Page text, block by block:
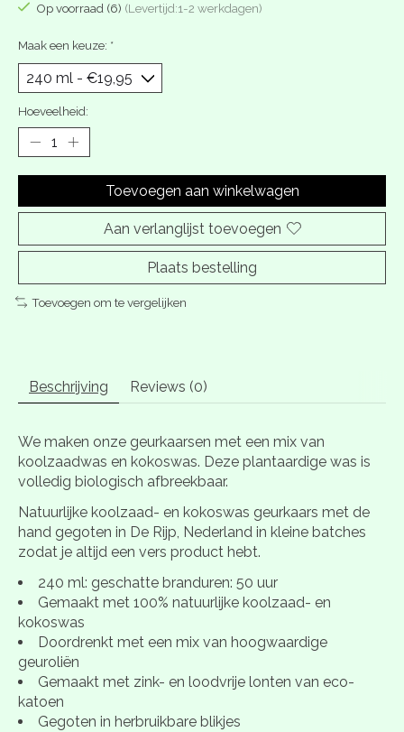
Op voorraad (6) (Levertijd:1-2 werkdagen)
Maak een keuze: *
Hoeveelheid:
Toevoegen aan winkelwagen
Aan verlanglijst toevoegen
Plaats bestelling
Toevoegen om te vergelijken
Beschrijving Reviews (0)
We maken onze geurkaarsen met een mix van
koolzaadwas en kokoswas. Deze plantaardige was is
volledig biologisch afbreekbaar.
Natuurlijke koolzaad- en kokoswas geurkaars met de
hand gegoten in De Rijp, Nederland in kleine batches
zodat je altijd een vers product hebt.
240 ml: geschatte branduren: 50 uur
Gemaakt met 100% natuurlijke koolzaad- en
kokoswas
Doordrenkt met een mix van hoogwaardige
geuroliën
Gemaakt met zink- en loodvrije lonten van eco-
katoen
Gegoten in herbruikbare blikjes